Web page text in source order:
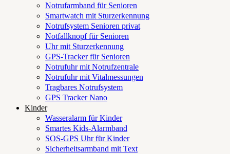
Notrufarmband für Senioren
Smartwatch mit Sturzerkennung
Notrufsystem Senioren privat
Notfallknopf für Senioren
Uhr mit Sturzerkennung
GPS-Tracker für Senioren
Notrufuhr mit Notrufzentrale
Notrufuhr mit Vitalmessungen
Tragbares Notrufsystem
GPS Tracker Nano
Kinder
Wasseralarm für Kinder
Smartes Kids-Alarmband
SOS-GPS Uhr für Kinder
Sicherheitsarmband mit Text